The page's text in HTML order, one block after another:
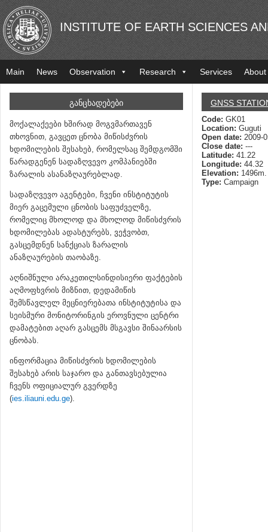
INSTITUTE OF EARTH SCIENCES
Main News Observation Research Services About
ᲒᲐᲜᲪᲮᲐᲓᲔᲑᲔᲑᲘ
მოქალაქეები ხშირად მოგვმართავენ
თხოვნით, გავცეთ ცნობა მიწისძვრის
ხდომილების შესახებ, რომელსაც შემდგომში
წარადგენენ სადაზღვევო კომპანიებში
ზარალის ასანაზღაურებლად.
სადაზღვევო აგენტები, ჩვენი ინსტიტუტის
მიერ გაცემული ცნობის საფუძველზე,
რომელიც მხოლოდ და მხოლოდ მიწისძვრის
ხდომილებას ადასტურებს, ვეჭვობთ,
გასცემდნენ სანქციას ზარალის
ანაზღაურების თაობაზე.
აღნიშნული არაკეთილსინდისიერი ფაქტების
აღმოფხვრის მიზნით, დედამიწის
შემსწავლელ მეცნიერებათა ინსტიტუტისა და
სეისმური მონიტორინგის ეროვნული ცენტრი
დამატებით აღარ გასცემს მსგავსი შინაარსის
ცნობას.
ინფორმაცია მიწისძვრის ხდომილების
შესახებ არის საჯარო და განთავსებულია
ჩვენს ოფიციალურ გვერდზე
(ies.iliauni.edu.ge).
GNSS
Code: GK01
Location: Guguti
Open date: 2009-
Close date: ---
Latitude: 41.22
Longitude: 44.32
Elevation: 1496m.
Type: Campaign